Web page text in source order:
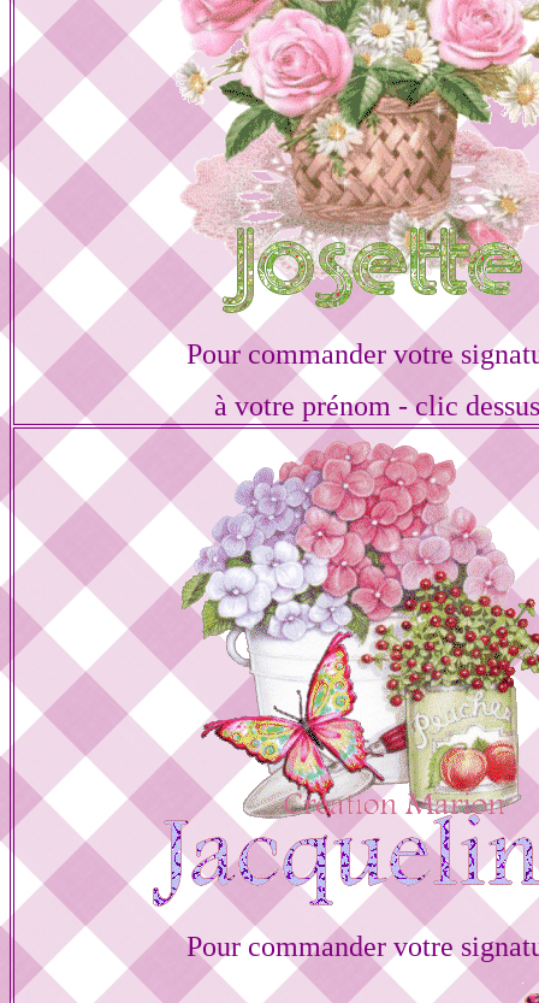
Pour commander votre
à votre prénom - clic dessus
Pour commander votre